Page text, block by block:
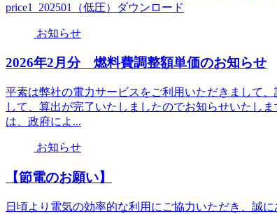
price1_202501（低圧）ダウンロード
お知らせ
2026年2月分 燃料費調整額単価のお知らせ
平素は弊社の電力サービスをご利用いただきまして
して、算出が完了いたしましたのでお知らせいたし
は、政府によ...
お知らせ
【節電のお願い】
日頃より電気の効率的な利用にご協力いただき、誠